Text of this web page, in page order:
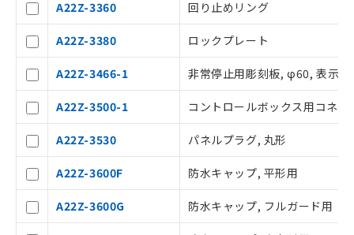
A22Z-3360 回り止めリング
A22Z-3380 ロックプレート
A22Z-3466-1 非常停止用彫刻板, φ60, 表示内
A22Z-3500-1 コントロールボックス用コネ
A22Z-3530 パネルプラグ, 丸形
A22Z-3600F 防水キャップ, 平形用
A22Z-3600G 防水キャップ, フルガード用
記
説明
○ 一定数以上の在庫あり
△ 一定数には満たないが在庫あり
－
在庫なし(最新の在庫状況につ
本サービスの対象外となる商品もある
ことをご了承ください。
在庫状況および標準価格照会結果は、
記載している更新日時点での社内デー
タに基づき作成されるものであり、閲
覧された時点での実際の在庫および標
準価格とは異なる場合があることをご
了承ください。
正式な納期状況および標準価格はお客
様のお取引先、またはお客様担当のオ
ムロン制御機器販売店・当社販売員に
ご相談ください。
オムロン制御機器販売店や当社販売拠
点は「販売ネットワーク
」をご確認